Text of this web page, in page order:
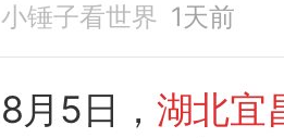
小锤子看世界 1天前
8月5日， 湖北宜